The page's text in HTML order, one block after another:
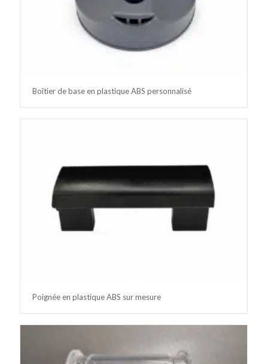
Boîtier de base en plastique ABS personnalisé
Poignée en plastique ABS sur mesure